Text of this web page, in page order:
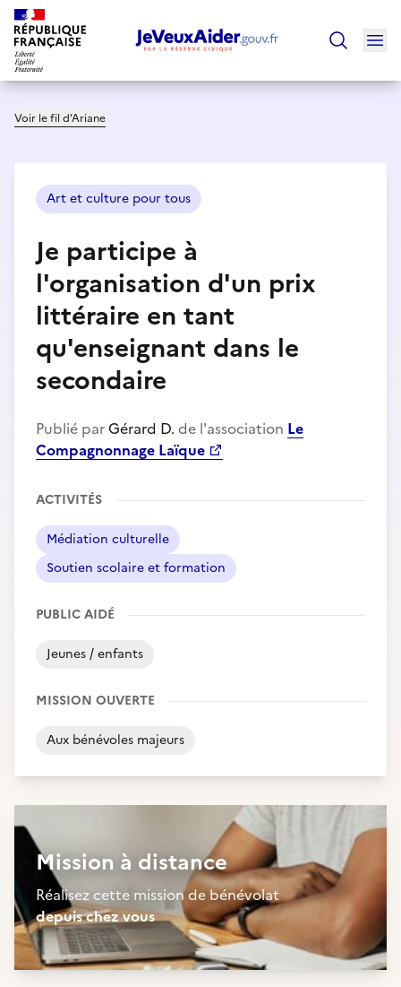
Voir le fil d’Ariane
Art et culture pour tous
Je participe à
l'organisation d'un prix
littéraire en tant
qu'enseignant dans le
secondaire
Publié parGérard D. de l'association Le
Compagnonnage Laïque
ACTIVITÉS
Médiation culturelle
Soutien scolaire et formation
PUBLIC AIDÉ
Jeunes / enfants
MISSION OUVERTE
Aux bénévoles majeurs
Mission à distance
Réalisez cette mission de bénévolat
depuis chez vous